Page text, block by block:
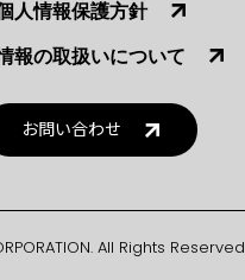
人情報保護方針
報の取扱いについて
お問い合わせ
All Rights Reserved